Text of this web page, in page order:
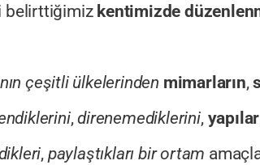
belirttiğimiz kentimizde
çeşitli ülkelerinden mimarların,
,direnemediklerini,
, paylaştıkları bir ortam